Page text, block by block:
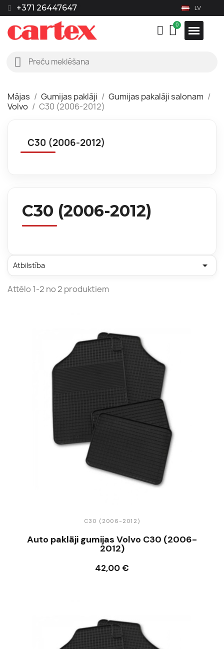
+371 26447647 LV
Mājas Gumijas paklāji
Gumijas pakalāji salonam
Volvo
C30 (2006-2012)
C30 (2006-2012)
C30 (2006-2012)
Atbilstība 
Attēlo 1-2 no 2 produktiem
C30 (2006-2012)
Auto paklāji gumijas Volvo C30 (2006-
2012)
42,00 €
Ielikt grozā